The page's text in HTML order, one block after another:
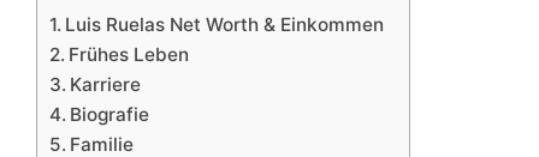
Luis Ruelas Net Worth & Einkommen
Frühes Leben
Karriere
Biografie
Familie